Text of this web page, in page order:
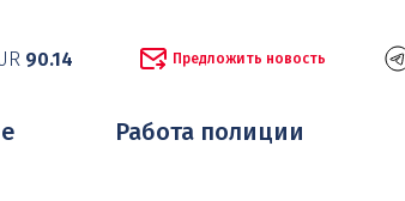
90.14 Предложить новость
Работа полиции